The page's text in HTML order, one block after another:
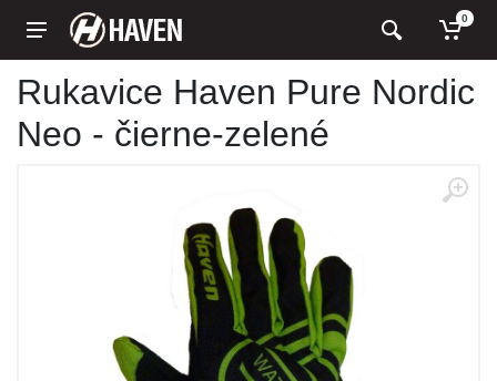
0
Rukavice Haven Pure Nordic
Neo - čierne-zelené